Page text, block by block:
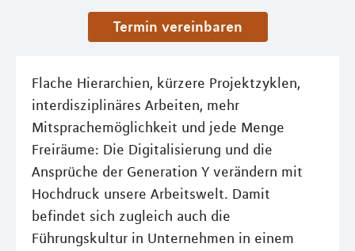
Termin vereinbaren
Flache Hierarchien, kürzere Projektzyklen,
interdisziplinäres Arbeiten, mehr
Mitsprachemöglichkeit und jede Menge
Freiräume: Die Digitalisierung und die
Ansprüche der Generation Y verändern mit
Hochdruck unsere Arbeitswelt. Damit
befindet sich zugleich auch die
Führungskultur in Unternehmen in einem